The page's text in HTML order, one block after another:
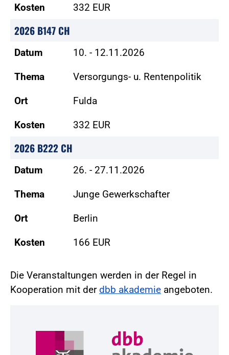
Kosten 332 EUR
2026 B147 CH
Datum 10. - 12.11.2026
Thema Versorgungs- u. Rentenpolitik
Ort Fulda
Kosten 332 EUR
2026 B222 CH
Datum 26. - 27.11.2026
Thema Junge Gewerkschafter
Ort Berlin
Kosten 166 EUR
Die Veranstaltungen werden in der Regel in
Kooperation mit derdbb akademie angeboten.